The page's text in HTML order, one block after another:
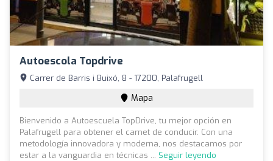
Autoescola Topdrive
Carrer de Barris i Buixó, 8 - 17200, Palafrugell
Mapa
Bienvenido a Autoescuela TopDrive, tu mejor opción en
Palafrugell para obtener el carnet de conducir. Con una
metodología innovadora y moderna, nos destacamos por
estar a la vanguardia en técnicas ... Seguir leyendo